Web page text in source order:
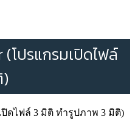
โปรแกรมเปิดไฟล์